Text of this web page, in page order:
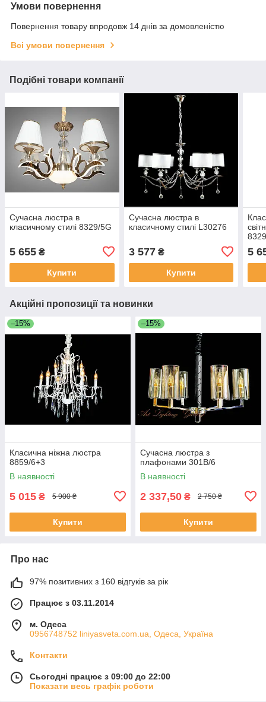
Умови повернення
Повернення товару впродовж 14 днів за домовленістю
Всі умови повернення
Подібні товари компанії
Сучасна люстра в
класичному стилі 8329/5G
5 655 ₴
Купити
Сучасна люстра в
класичному стилі L30276
3 577₴
Купити
5
Акційні пропозиції та новинки
–15%
Класична ніжна люстра
8859/6+3
В наявності
5 015 ₴ 5 900 ₴
Купити
–15%
Сучасна люстра з
плафонами 301B/6
В наявності
2 337,50 ₴ 2 750 ₴
Купити
Про нас
97% позитивних з 160 відгуків за рік
Працює з 03.11.2014
м. Одеса
0956748752 liniyasveta.com.ua, Одеса, Україна
Контакти
Сьогодні працює з 09:00 до 22:00
Показати весь графік роботи